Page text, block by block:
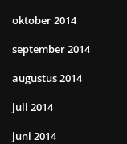
oktober 2014
september 2014
augustus 2014
juli 2014
juni 2014